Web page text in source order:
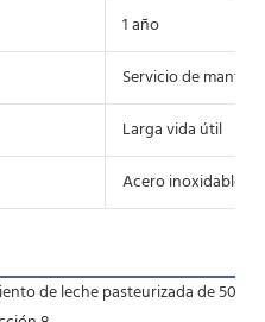
1 año
Servicio de
Larga vida útil
Acero inoxidable